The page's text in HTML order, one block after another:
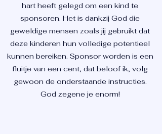
hart heeft gelegd om een kind te
sponsoren. Het is dankzij God die
geweldige mensen zoals jij gebruikt dat
deze kinderen hun volledige potentieel
kunnen bereiken. Sponsor worden is een
fluitje van een cent, dat beloof ik, volg
gewoon de onderstaande instructies.
God zegene je enorm!